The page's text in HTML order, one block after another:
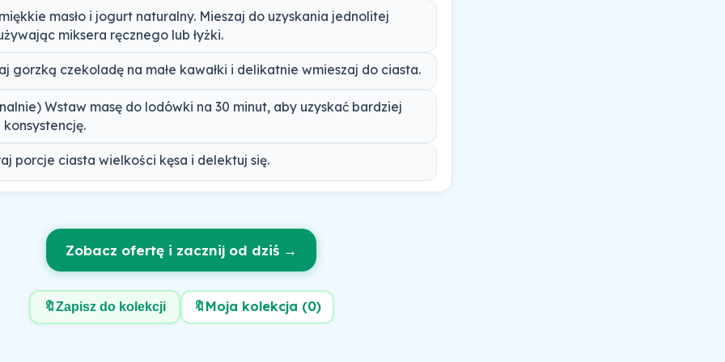
masło i jogurt naturalny. Mieszaj do uzyskania jednolitej
miksera ręcznego lub łyżki.
gorzką czekoladę na małe kawałki i delikatnie wmieszaj do ciasta.
Wstaw masę do lodówki na 30 minut, aby uzyskać bardziej
porcje ciasta wielkości kęsa i delektuj się.
Zobacz ofertę i zacznij od dziś →
🔖Zapisz do kolekcji 🔖 Moja kolekcja (0)